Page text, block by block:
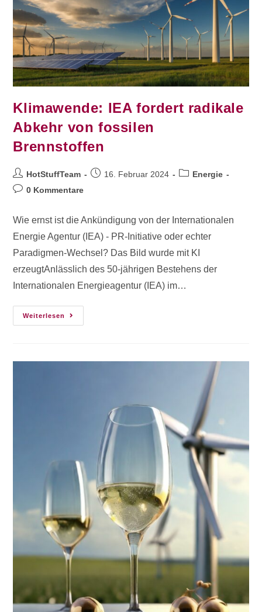
Klimawende: IEA fordert radikale
Abkehr von fossilen
Brennstoffen
HotStuffTeam 16. Februar 2024
Energie
0 Kommentare
Wie ernst ist die Ankündigung von der Internationalen
Energie Agentur (IEA) - PR-Initiative oder echter
Paradigmen-Wechsel? Das Bild wurde mit KI
erzeugtAnlässlich des 50-jährigen Bestehens der
Internationalen Energieagentur (IEA) im…
Weiterlesen